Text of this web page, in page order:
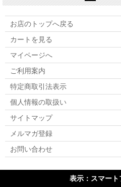
お店のトップへ戻る
カートを見る
マイページへ
ご利用案内
特定商取引法表示
個人情報の取扱い
サイトマップ
メルマガ登録
お問い合わせ
表示：スマート